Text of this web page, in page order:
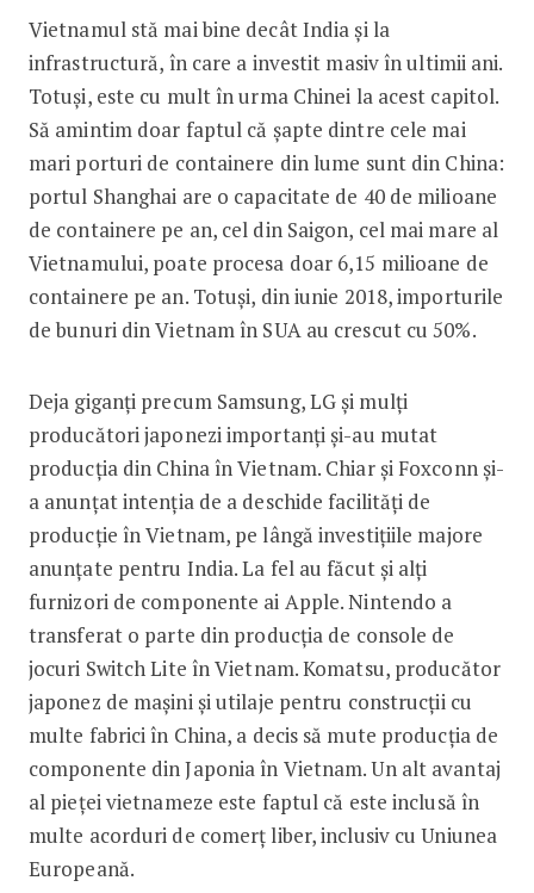
Vietnamul stă mai bine decât India și la
infrastructură, în care a investit masiv în ultimii ani.
Totuși, este cu mult în urma Chinei la acest capitol.
Să amintim doar faptul că șapte dintre cele mai
mari porturi de containere din lume sunt din China:
portul Shanghai are o capacitate de 40 de milioane
de containere pe an, cel din Saigon, cel mai mare al
Vietnamului, poate procesa doar 6,15 milioane de
containere pe an. Totuși, din iunie 2018, importurile
de bunuri din Vietnam în SUA au crescut cu 50%.
Deja giganți precum Samsung, LG și mulți
producători japonezi importanți și-au mutat
producția din China în Vietnam. Chiar și Foxconn și-
a anunțat intenția de a deschide facilități de
producție în Vietnam, pe lângă investițiile majore
anun­țate pentru India. La fel au făcut și alți
furnizori de componente ai Apple. Nintendo a
transferat o parte din producția de console de
jocuri Switch Lite în Vietnam. Komatsu, producător
japonez de mașini și utilaje pentru construcții cu
multe fabrici în China, a decis să mute producția de
componente din Japonia în Vietnam. Un alt avantaj
al pieței vietnameze este faptul că este inclusă în
multe acorduri de comerț li­ber, inclusiv cu Uniunea
Europeană.